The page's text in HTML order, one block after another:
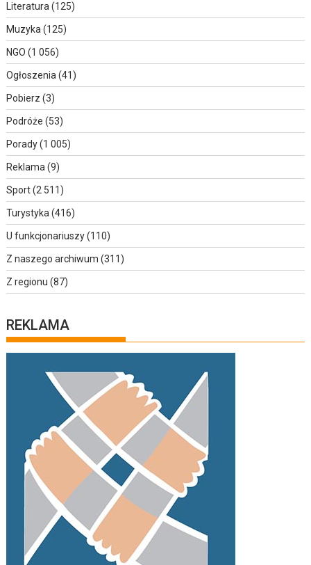
Literatura (125)
Muzyka (125)
NGO (1 056)
Ogłoszenia (41)
Pobierz (3)
Podróże (53)
Porady(1 005)
Reklama (9)
Sport(2 511)
Turystyka (416)
U funkcjonariuszy(110)
Z naszego archiwum (311)
Z regionu (87)
REKLAMA